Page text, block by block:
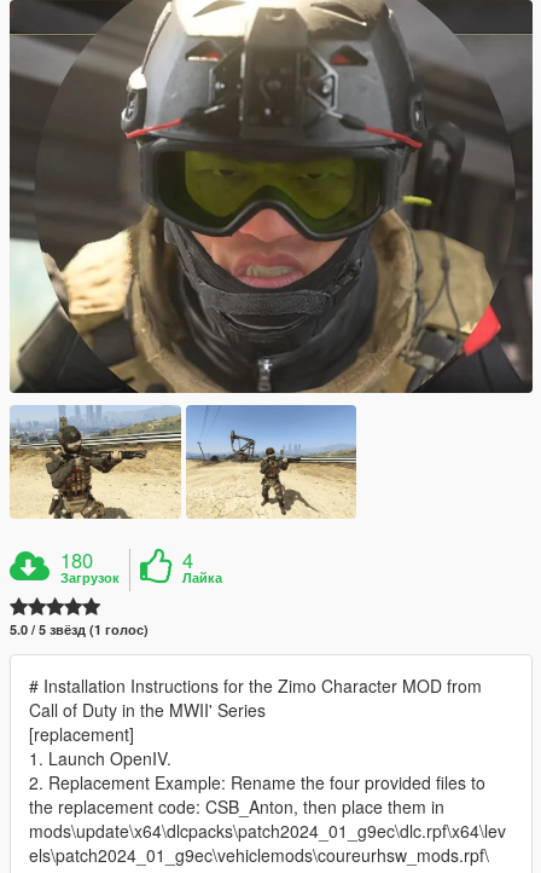
180
Загрузок
4
Лайка
5.0 / 5 звёзд (1 голос)
# Installation Instructions for the Zimo Character MOD from
Call of Duty in the MWII' Series
[replacement]
1. Launch OpenIV.
2. Replacement Example: Rename the four provided files to
the replacement code: CSB_Anton, then place them in
mods\update\x64\dlcpacks\patch2024_01_g9ec\dlc.rpf\x64\lev
els\patch2024_01_g9ec\vehiclemods\coureurhsw_mods.rpf\